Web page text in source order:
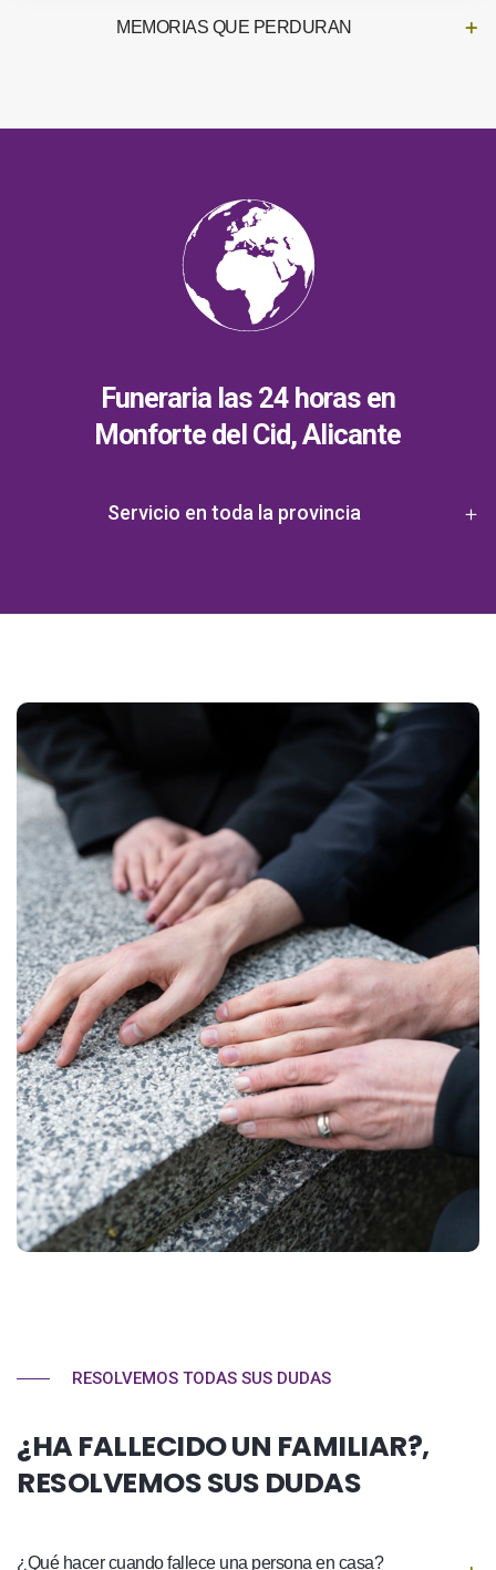
MEMORIAS QUE PERDURAN
Funeraria las 24 horas en
Monforte del Cid, Alicante
Servicio en toda la provincia
RESOLVEMOS TODAS SUS DUDAS
¿HA FALLECIDO UN FAMILIAR?,
RESOLVEMOS SUS DUDAS
¿Qué hacer cuando fallece una persona en casa?